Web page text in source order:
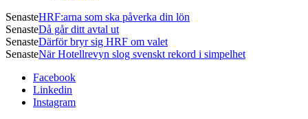
SenasteHRF:arna som ska påverka din lön
SenasteDå går ditt avtal ut
SenasteDärför bryr sig HRF om valet
SenasteNär Hotellrevyn slog svenskt rekord i simpelhet
Facebook
Linkedin
Instagram